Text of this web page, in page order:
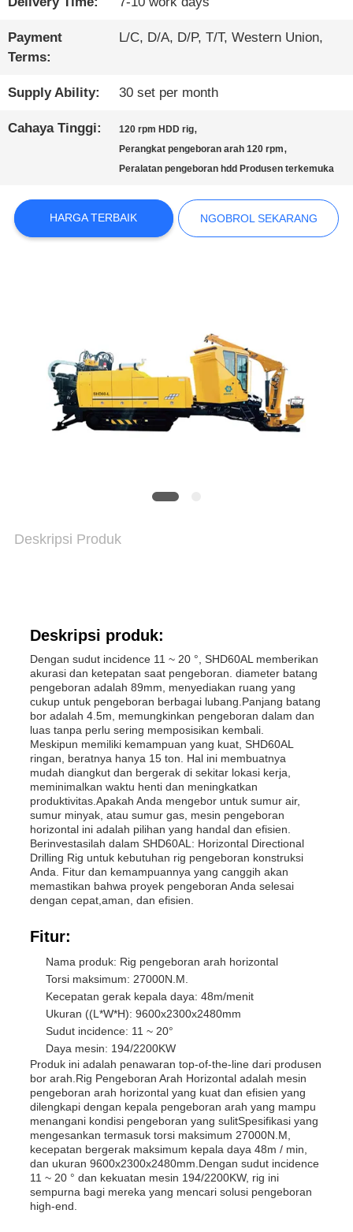
HUBUNGI
KAMI
NGOBROL
SEKARANG
COMPANY
KEBIJAKAN
PRIVASI
Payment
Terms:
L/C, D/A, D/P, T/T, Western Union,
Supply Ability: 30 set per month
Cahaya Tinggi: 120 rpm HDD rig,
Perangkat pengeboran arah 120 rpm,
Peralatan pengeboran hdd Produsen terkemuka
HARGA TERBAIK NGOBROL SEKARANG
Deskripsi Produk
Deskripsi produk:
Dengan sudut incidence 11 ~ 20 °, SHD60AL memberikan
akurasi dan ketepatan saat pengeboran. diameter batang
pengeboran adalah 89mm, menyediakan ruang yang
cukup untuk pengeboran berbagai lubang.Panjang batang
bor adalah 4.5m, memungkinkan pengeboran dalam dan
luas tanpa perlu sering memposisikan kembali.
Meskipun memiliki kemampuan yang kuat, SHD60AL
ringan, beratnya hanya 15 ton. Hal ini membuatnya
mudah diangkut dan bergerak di sekitar lokasi kerja,
meminimalkan waktu henti dan meningkatkan
produktivitas.Apakah Anda mengebor untuk sumur air,
sumur minyak, atau sumur gas, mesin pengeboran
horizontal ini adalah pilihan yang handal dan efisien.
Berinvestasilah dalam SHD60AL: Horizontal Directional
Drilling Rig untuk kebutuhan rig pengeboran konstruksi
Anda. Fitur dan kemampuannya yang canggih akan
memastikan bahwa proyek pengeboran Anda selesai
dengan cepat,aman, dan efisien.
Fitur:
Nama produk: Rig pengeboran arah horizontal
Torsi maksimum: 27000N.M.
Kecepatan gerak kepala daya: 48m/menit
Ukuran ((L*W*H): 9600x2300x2480mm
Sudut incidence: 11 ~ 20°
Daya mesin: 194/2200KW
Produk ini adalah penawaran top-of-the-line dari produsen
bor arah.Rig Pengeboran Arah Horizontal adalah mesin
pengeboran arah horizontal yang kuat dan efisien yang
dilengkapi dengan kepala pengeboran arah yang mampu
menangani kondisi pengeboran yang sulitSpesifikasi yang
mengesankan termasuk torsi maksimum 27000N.M,
kecepatan bergerak maksimum kepala daya 48m / min,
dan ukuran 9600x2300x2480mm.Dengan sudut incidence
11 ~ 20 ° dan kekuatan mesin 194/2200KW, rig ini
sempurna bagi mereka yang mencari solusi pengeboran
high-end.